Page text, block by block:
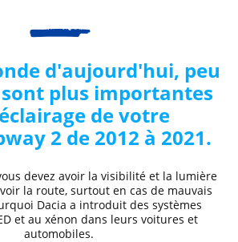
d'aujourd'hui, peu
sont plus importantes
de votre
2 de 2012 à 2021.
devez avoir la visibilité et la lumière
la route, surtout en cas de mauvais
Dacia a introduit des systèmes
et au xénon dans leurs voitures et
automobiles.